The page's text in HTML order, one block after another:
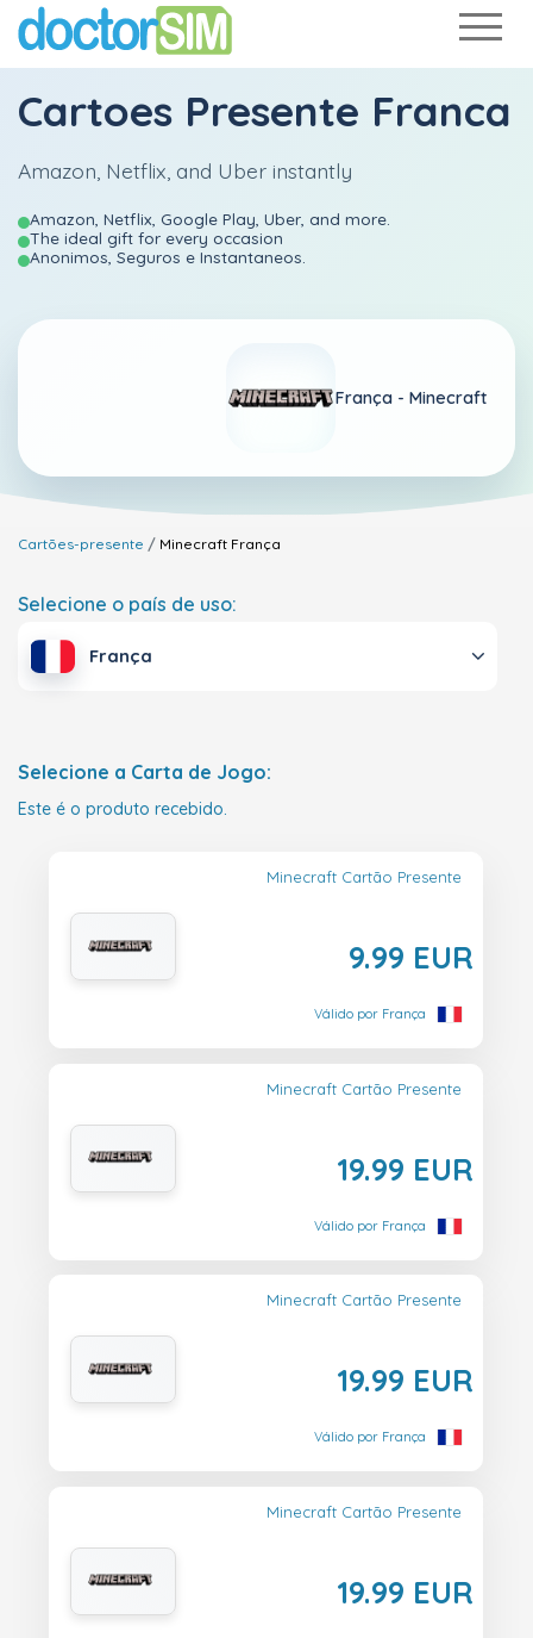
Cartoes Presente Franca
Amazon, Netflix, and Uber instantly
Amazon, Netflix, Google Play, Uber, and more.
The ideal gift for every occasion
Anonimos, Seguros e Instantaneos.
França - Minecraft
Cartões-presente Minecraft França
Selecione o país de uso:
França
Selecione a Carta de Jogo:
Este é o produto recebido.
Minecraft Cartão Presente
9.99 EUR
Válido por França
Minecraft Cartão Presente
19.99 EUR
Válido por França
Minecraft Cartão Presente
19.99 EUR
Válido por França
Minecraft Cartão Presente
19.99 EUR